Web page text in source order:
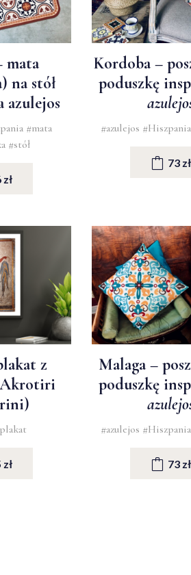
mata
na stół
azulejos
#mata
#stół
zł
Kordoba –
poduszkę
#azulejos #Hiszpania
73 zł
z
Akrotiri
zł
Malaga –
poduszkę
#azulejos #Hiszpania
73 zł